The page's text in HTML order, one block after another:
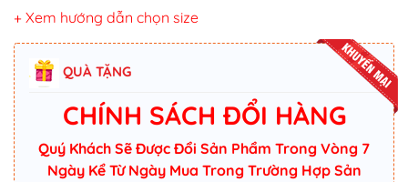
+ Xem hướng dẫn chọn size
QUÀ TẶNG
CHÍNH SÁCH ĐỔI HÀNG
Quý Khách Sẽ Được Đổi Sản Phẩm Trong Vòng 7
Ngày Kể Từ Ngày Mua Trong Trường Hợp Sản